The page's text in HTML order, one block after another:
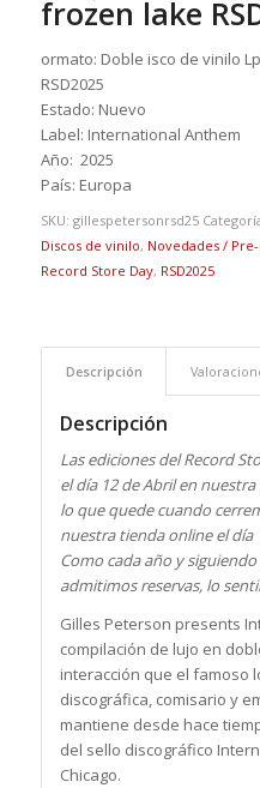
frozen lake
ormato: Doble isco de vinilo
RSD2025
Estado: Nuevo
Label: International Anthem
Año: 2025
País: Europa
SKU: gillespetersonrsd25
Discos de vinilo, Novedades /
Record Store Day, RSD2025
Descripción
Descripción
Las ediciones del Record
el día 12 de Abril en
lo que quede cuando
nuestra tienda online el día
Como cada año y
admitimos reservas, lo
Gilles Peterson presents
compilación de lujo en
interacción que el famoso
discográfica, comisario y
mantiene desde hace
del sello discográfico
Chicago.